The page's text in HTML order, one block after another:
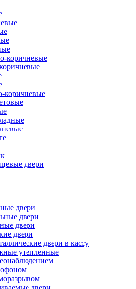
коричневые
коричневые
двери
двери
двери
двери
двери
двери в кассу
утепленные
двери